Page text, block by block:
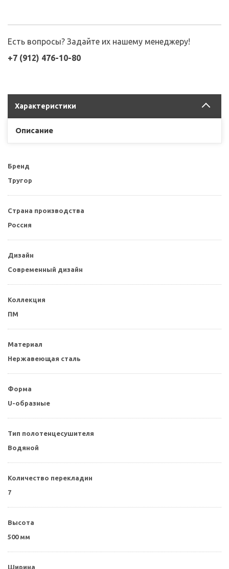
Есть вопросы? Задайте их нашему менеджеру!
+7 (912) 476-10-80
Характеристики
Описание
Бренд
Тругор
Страна производства
Россия
Дизайн
Современный дизайн
Коллекция
ПМ
Материал
Нержавеющая сталь
Форма
U-образные
Тип полотенцесушителя
Водяной
Количество перекладин
7
Высота
500 мм
Ширина